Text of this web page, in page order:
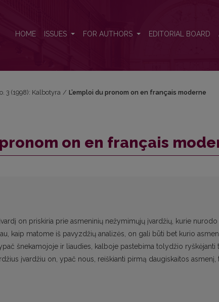
HOME ISSUES FOR AUTHORS EDITORIAL BOARD
3 (1998): Kalbotyra / L’emploi du pronom on en français moderne
pronom on en français
on priskiria prie asmeninių nežymimųjų įvardžių, kurie
kaip matome iš pavyzdžių analizės, on gali būti bet kurio
šnekamojoje ir liaudies, kalboje pastebima tolydžio ryškėjanti
įvardžiu on, ypač nous, reiškianti pirmą daugiskaitos asmenį,